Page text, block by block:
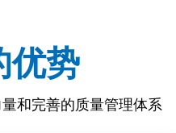
优势
和完善的质量管理体系